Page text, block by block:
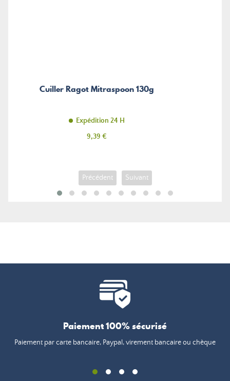
Cuiller Ragot Mitraspoon 130g
Expédition 24 H
Prix
9,39 €
Précédent Suivant
Paiement 100% sécurisé
Paiement par carte bancaire, Paypal, virement bancaire ou chèque